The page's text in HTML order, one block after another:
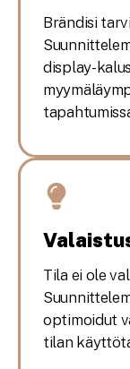
Brändisi
display-
Tila ei ole
optimoidut
tilan